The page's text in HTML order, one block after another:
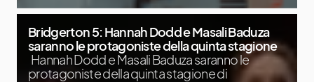
Bridgerton 5: Hannah Dodd e Masali Baduza
saranno le protagoniste della quinta stagione
Hannah Dodd e Masali Baduza saranno le
protagoniste della quinta stagione di